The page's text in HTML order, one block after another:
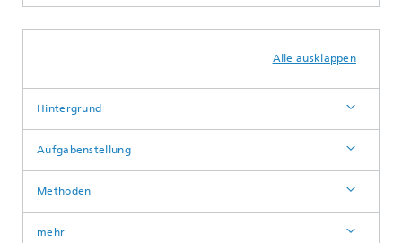
Alle ausklappen
Hintergrund
Aufgabenstellung
Methoden
mehr